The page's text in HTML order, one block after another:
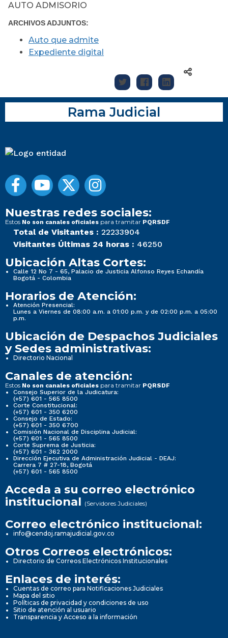
AUTO ADMISORIO
ARCHIVOS ADJUNTOS:
Auto que admite
Expediente digital
Rama Judicial
Nuestras redes sociales:
Estos No son canales oficiales para tramitar PQRSDF
Total de Visitantes : 22233904
Visitantes Últimas 24 horas : 46250
Ubicación Altas Cortes:
Calle 12 No 7 - 65, Palacio de Justicia Alfonso Reyes Echandía
Bogotá - Colombia
Horarios de Atención:
Atención Presencial:
Lunes a Viernes de 08:00 a.m. a 01:00 p.m. y de 02:00 p.m. a 05:00
p.m.
Ubicación de Despachos Judiciales
y Sedes administrativas:
Directorio Nacional
Canales de atención:
Estos No son canales oficiales para tramitar PQRSDF
Consejo Superior de la Judicatura:
(+57) 601 - 565 8500
Corte Constitucional:
(+57) 601 - 350 6200
Consejo de Estado:
(+57) 601 - 350 6700
Comisión Nacional de Disciplina Judicial:
(+57) 601 - 565 8500
Corte Suprema de Justicia:
(+57) 601 - 362 2000
Dirección Ejecutiva de Administración Judicial - DEAJ:
Carrera 7 # 27-18, Bogotá
(+57) 601 - 565 8500
Acceda a su correo electrónico
institucional (Servidores Judiciales)
Correo electrónico institucional:
info@cendoj.ramajudicial.gov.co
Otros Correos electrónicos:
Directorio de Correos Electrónicos Institucionales
Enlaces de interés:
Cuentas de correo para Notificaciones Judiciales
Mapa del sitio
Políticas de privacidad y condiciones de uso
Sitio de atención al usuario
Transparencia y Acceso a la información